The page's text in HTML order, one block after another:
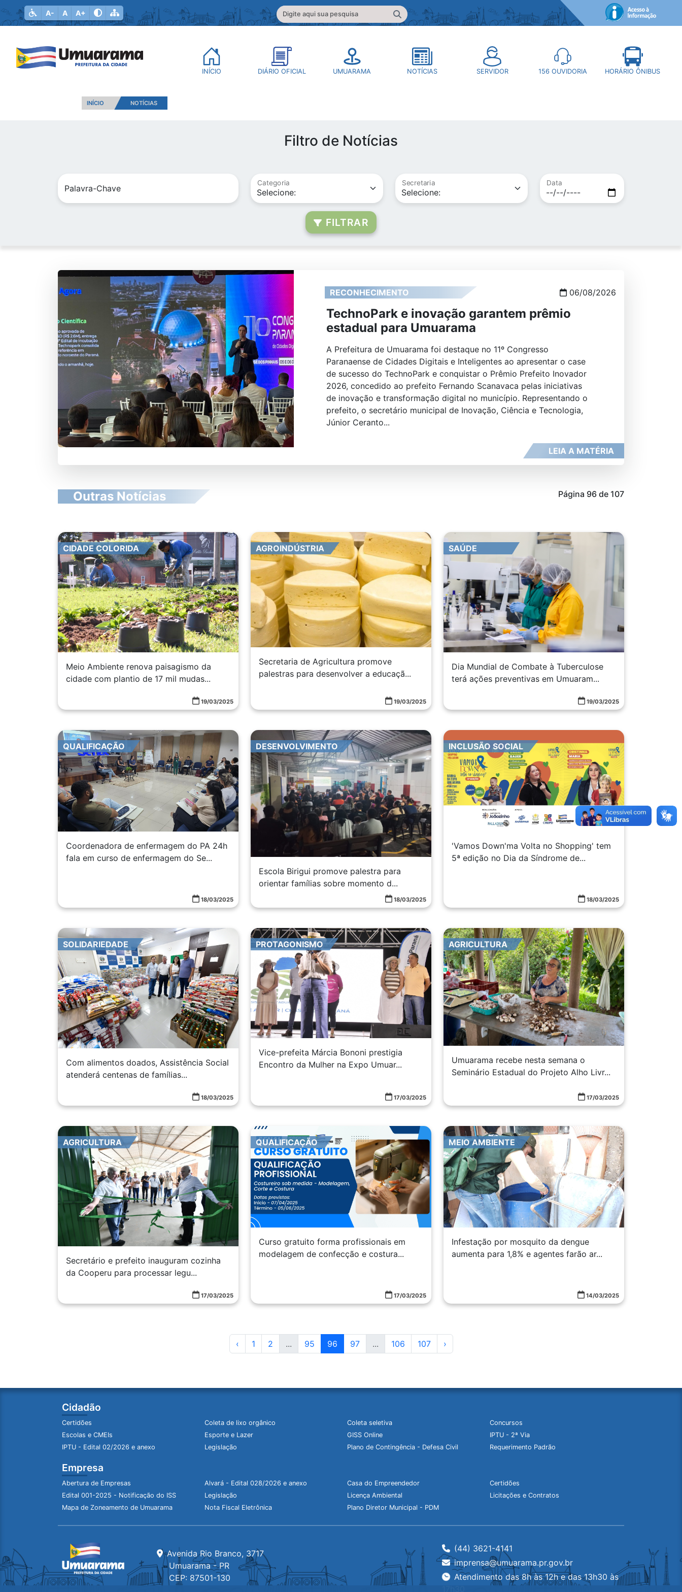
A- A A+
INÍCIO DIÁRIO OFICIAL UMUARAMA NOTÍCIAS SERVIDOR 156 OUVIDORIA HORÁRIO ÔNIBUS
INÍCIO NOTÍCIAS
Filtro de Notícias
Palavra-Chave
Categoria Secretaria Data
FILTRAR
RECONHECIMENTO 06/08/2026
TechnoPark e inovação garantem prêmio
estadual para Umuarama
A Prefeitura de Umuarama foi destaque no 11º Congresso
Paranaense de Cidades Digitais e Inteligentes ao apresentar o case
de sucesso do TechnoPark e conquistar o Prêmio Prefeito Inovador
2026, concedido ao prefeito Fernando Scanavaca pelas iniciativas
de inovação e transformação digital no município. Representando o
prefeito, o secretário municipal de Inovação, Ciência e Tecnologia,
Júnior Ceranto...
LEIA A MATÉRIA
Outras Notícias Página 96 de 107
CIDADE COLORIDA
Meio Ambiente renova paisagismo da
cidade com plantio de 17 mil mudas...
19/03/2025
AGROINDÚSTRIA
Secretaria de Agricultura promove
palestras para desenvolver a educaçã...
19/03/2025
SAÚDE
Dia Mundial de Combate à Tuberculose
terá ações preventivas em Umuaram...
19/03/2025
QUALIFICAÇÃO
Coordenadora de enfermagem do PA 24h
fala em curso de enfermagem do Se...
18/03/2025
DESENVOLVIMENTO
Escola Birigui promove palestra para
orientar famílias sobre momento d...
18/03/2025
INCLUSÃO SOCIAL
'Vamos Down'ma Volta no Shopping' tem
5ª edição no Dia da Síndrome de...
18/03/2025
SOLIDARIEDADE
Com alimentos doados, Assistência Social
atenderá centenas de famílias...
18/03/2025
PROTAGONISMO
Vice-prefeita Márcia Bononi prestigia
Encontro da Mulher na Expo Umuar...
17/03/2025
AGRICULTURA
Umuarama recebe nesta semana o
Seminário Estadual do Projeto Alho Livr...
17/03/2025
AGRICULTURA
Secretário e prefeito inauguram cozinha
da Cooperu para processar legu...
17/03/2025
QUALIFICAÇÃO
Curso gratuito forma profissionais em
modelagem de confecção e costura...
17/03/2025
MEIO AMBIENTE
Infestação por mosquito da dengue
aumenta para 1,8% e agentes farão ar...
14/03/2025
‹ 1 2 ... 95 96 97 ... 106 107 ›
Cidadão
Certidões Coleta de lixo orgânico Coleta seletiva
Concursos
Escolas e CMEIs
Esporte e Lazer GISS Online
IPTU - 2ª Via
IPTU - Edital 02/2026 e anexo
Legislação Plano de Contingência - Defesa Civil Requerimento Padrão
Empresa
Abertura de Empresas Alvará - Edital 028/2026 e anexo Casa do Empreendedor
Certidões
Edital 001-2025 - Notificação do ISS
Legislação Licença Ambiental
Licitações e Contratos
Mapa de Zoneamento de Umuarama
Nota Fiscal Eletrônica Plano Diretor Municipal - PDM
Avenida Rio Branco, 3717
Umuarama - PR
CEP: 87501-130
(44) 3621-4141
imprensa@umuarama.pr.gov.br
Atendimento das 8h às 12h e das 13h30 às